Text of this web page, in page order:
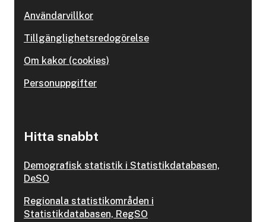
Användarvillkor
Tillgänglighetsredogörelse
Om kakor (cookies)
Personuppgifter
Hitta snabbt
Demografisk statistik i Statistikdatabasen,
DeSO
Regionala statistikområden i
Statistikdatabasen, RegSO